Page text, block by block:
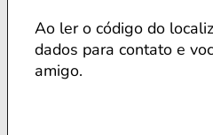
Ao ler o código do
dados para contato e
amigo.